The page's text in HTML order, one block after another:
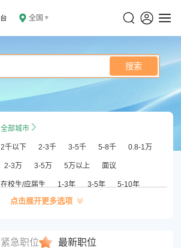
全国
搜索
全部城市
2千以下 2-3千 3-5千 5-8千 0.8-1万
2-3万 3-5万 5万以上 面议
在校生/应届生 1-3年 3-5年 5-10年
无须经验
博士
点击展开更多选项
紧急职位 最新职位